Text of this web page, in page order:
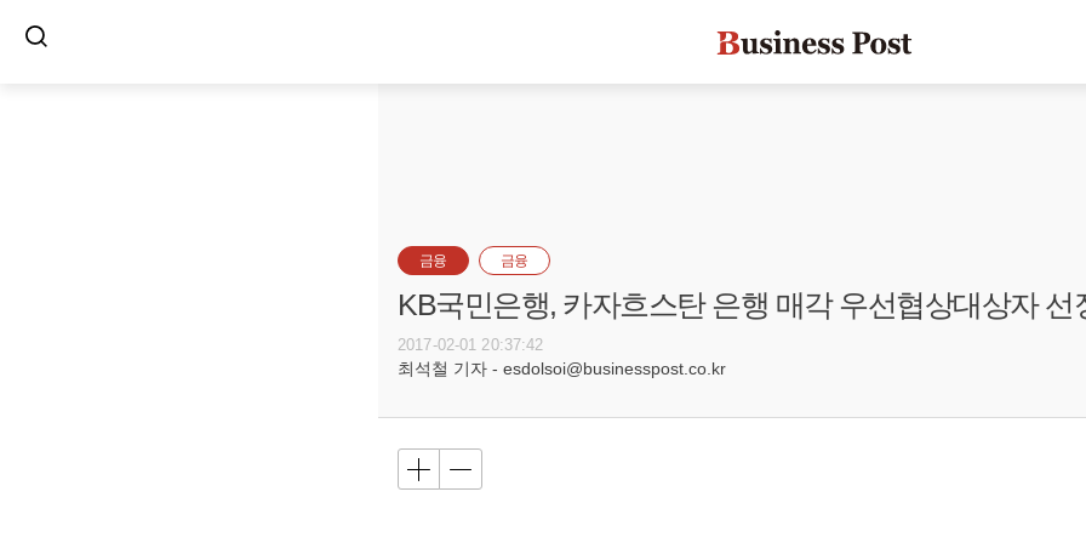
금융 금융
KB국민은행, 카자흐스탄 은행 매각 우선협상대상자 선
2017-02-01 20:37:42
최석철 기자 - esdolsoi@businesspost.co.kr